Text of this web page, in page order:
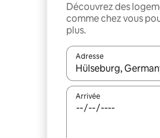
Découvrez des
comme chez vous
plus.
Adresse
Lorsque les résultats
Arrivée